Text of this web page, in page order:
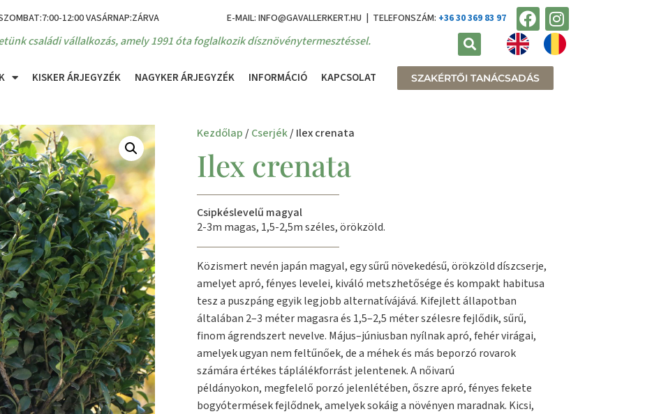
12:00 VASÁRNAP:ZÁRVA E-MAIL: INFO@GAVALLERKERT.HU | TELEFONSZÁM: +36 30 369 83 97
családi vállalkozás, amely 1991 óta foglalkozik dísznövénytermesztéssel.
KISKER ÁRJEGYZÉK NAGYKER ÁRJEGYZÉK INFORMÁCIÓ KAPCSOLAT SZAKÉRTŐI TANÁCSADÁS
Kezdőlap /Cserjék/ Ilex crenata
Ilex crenata
Csipkéslevelű magyal
2-3m magas, 1,5-2,5m széles, örökzöld.
Közismert nevén japán magyal, egy sűrű növekedésű, örökzöld díszcserje,
amelyet apró, fényes levelei, kiváló metszhetősége és kompakt habitusa
tesz a puszpáng egyik legjobb alternatívájává. Kifejlett állapotban
általában 2–3 méter magasra és 1,5–2,5 méter szélesre fejlődik, sűrű,
finom ágrendszert nevelve. Május–júniusban nyílnak apró, fehér virágai,
amelyek ugyan nem feltűnőek, de a méhek és más beporzó rovarok
számára értékes táplálékforrást jelentenek. A nőivarú
példányokon, megfelelő porzó jelenlétében, őszre apró, fényes fekete
bogyótermések fejlődnek, amelyek sokáig a növényen maradnak. Kicsi,